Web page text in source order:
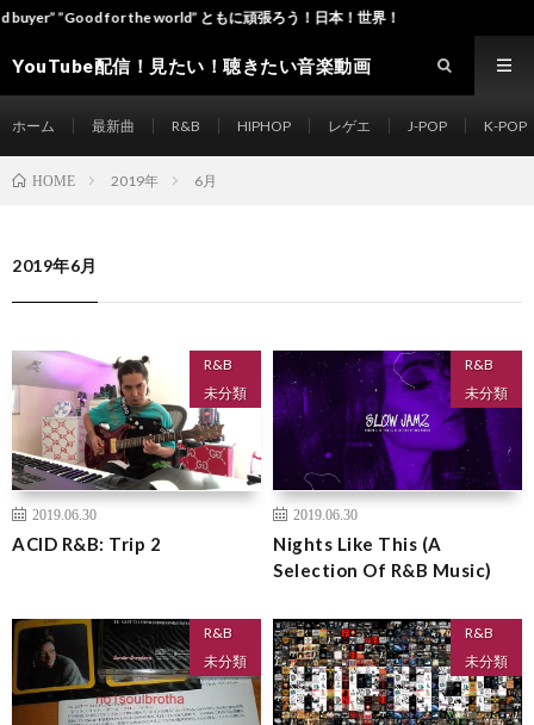
the world” ともに頑張ろう！日本！世界！
YouTube配信！見たい！聴きたい音楽動画
ホーム 最新曲 R&B HIPHOP レゲエ J-POP K-POP
HOME 2019年 6月
2019年6月
R&B
未分類
2019.06.30
ACID R&B: Trip 2
R&B
未分類
2019.06.30
Nights Like This (A
Selection Of R&B Music)
R&B
未分類
R&B
未分類